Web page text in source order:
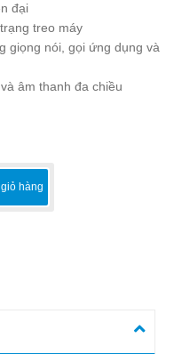
đại
treo máy
giọng nói, gọi ứng dụng và
âm thanh đa chiều
hàng